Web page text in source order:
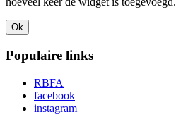
Ok
Populaire links
RBFA
facebook
instagram